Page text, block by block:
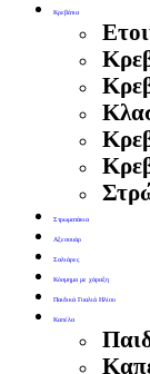
Κρεβάτια
Στρωματάκια
Αξεσουάρ
Σαλιάρες
Κόσμημα με χάραξη
Παιδικά Γυαλιά Ηλίου
Καπέλα